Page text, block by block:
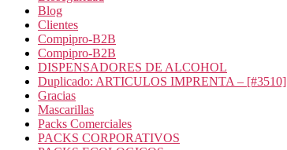
Blog
Clientes
Compipro-B2B
Compipro-B2B
DISPENSADORES DE ALCOHOL
Duplicado: ARTICULOS IMPRENTA – [#3510]
Gracias
Mascarillas
Packs Comerciales
PACKS CORPORATIVOS